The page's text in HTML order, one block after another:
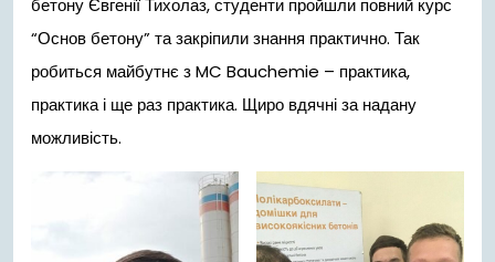
бетону Євгенії Тихолаз, студенти пройшли повний курс
“Основ бетону” та закріпили знання практично. Так
робиться майбутнє з MC Bauchemie – практика,
практика і ще раз практика. Щиро вдячні за надану
можливість.